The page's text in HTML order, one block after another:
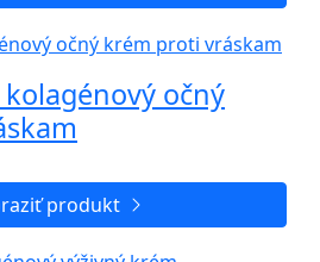
očný
produkt